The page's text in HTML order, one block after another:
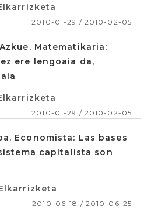
2010-01-29 / 2010-02-05
Matematikaria:
ere lengoaia da,
2010-01-29 / 2010-02-05
Economista: Las bases
capitalista son
2010-06-18 / 2010-06-25